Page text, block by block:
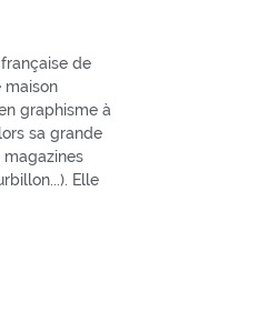
de
maison
graphisme à
sa grande
Elle